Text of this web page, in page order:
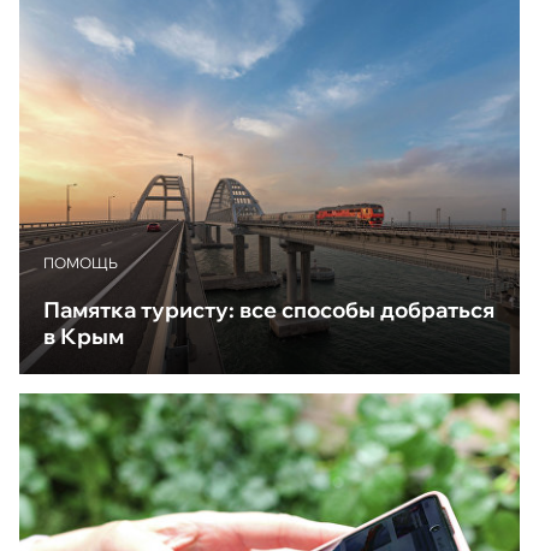
ПОМОЩЬ
Памятка туристу: все способы добраться
в Крым